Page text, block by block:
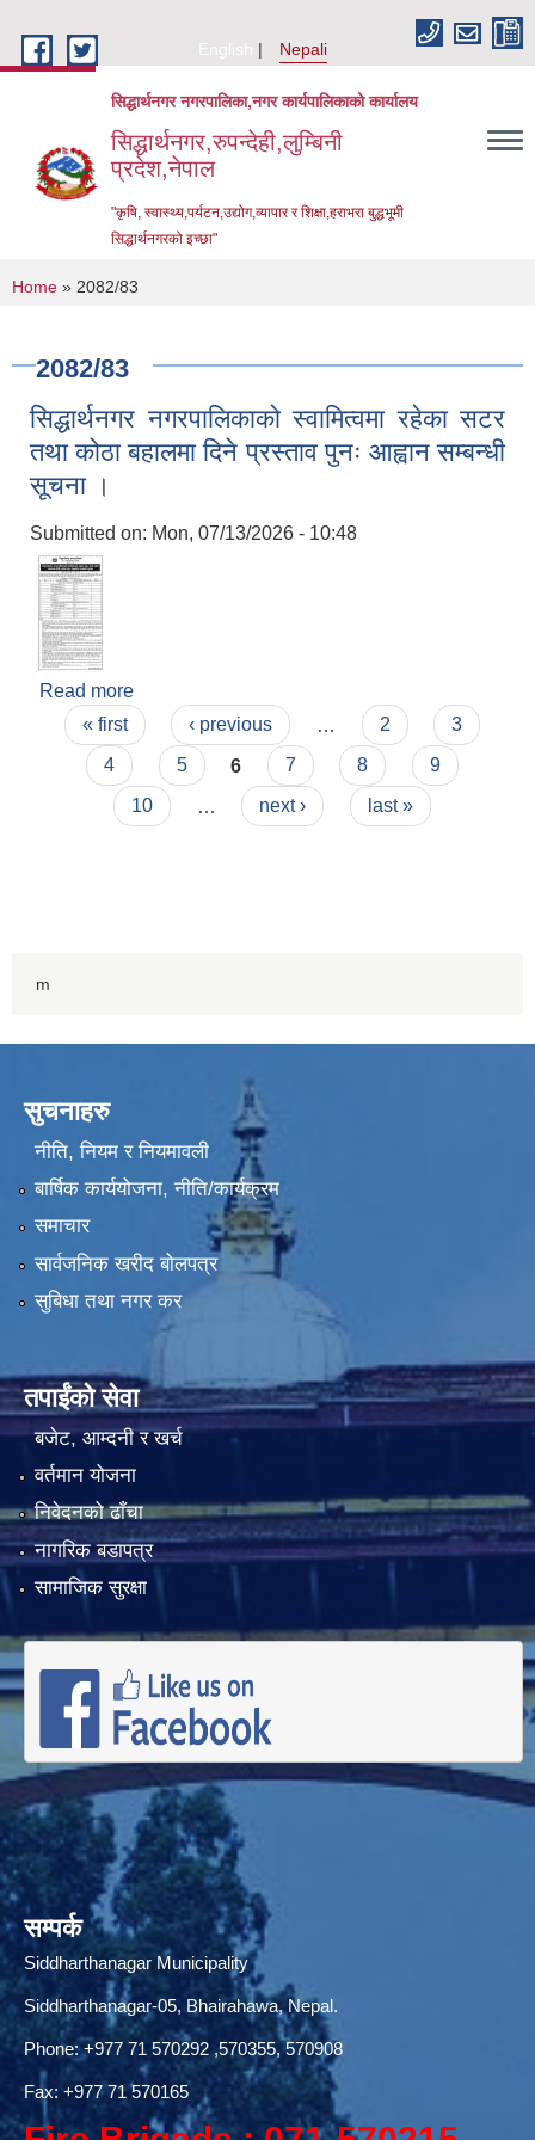
English
Nepali
सिद्धार्थनगर नगरपालिका,नगर कार्यपालिकाको कार्यालय
सिद्धार्थनगर,रुपन्देही,लुम्बिनी
प्रदेश,नेपाल
"कृषि, स्वास्थ्य,पर्यटन,उद्योग,व्यापार र शिक्षा,हराभरा बुद्धभूमी
सिद्धार्थनगरको इच्छा"
You are here
Home » 2082/83
2082/83
सिद्धार्थनगर नगरपालिकाको स्वामित्वमा रहेका सटर
तथा कोठा बहालमा दिने प्रस्ताव पुनः आह्वान सम्बन्धी
सूचना ।
Submitted on: Mon, 07/13/2026 - 10:48
Read more
तथा कोठा बहालमा दिने प्रस्ताव पुनः आह्वान सम्बन्धी सूचना
।
Pages
« first ‹ previous 2
3
4
5 6 7 8
9
10
next › last »
m
सुचनाहरु
नीति, नियम र नियमावली
बार्षिक कार्ययोजना, नीति/कार्यक्रम
समाचार
सार्वजनिक खरीद बोलपत्र
सुबिधा तथा नगर कर
तपाईंको सेवा
बजेट, आम्दनी र खर्च
वर्तमान योजना
निवेदनको ढाँचा
नागरिक बडापत्र
सामाजिक सुरक्षा
सम्पर्क
Siddharthanagar Municipality
Siddharthanagar-05, Bhairahawa, Nepal.
Phone:+977 71 570292,570355, 570908
Fax: +977 71 570165